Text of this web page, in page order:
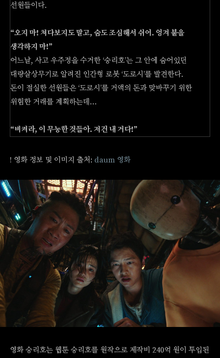
선원들이다.
“오지 마! 쳐다보지도 말고, 숨도 조심해서 쉬어. 엉겨 붙을
생각하지 마!”
어느날, 사고 우주정을 수거한 ‘승리호’는 그 안에 숨어있던
대량살상무기로 알려진 인간형 로봇 ‘도로시’를 발견한다.
돈이 절실한 선원들은 ‘도로시’를 거액의 돈과 맞바꾸기 위한
위험한 거래를 계획하는데…
“비켜라, 이 무능한 것들아. 저건 내 거다!”
! 영화 정보 및 이미지 출처: daum 영화
영화 승리호는 웹툰 승리호를 원작으로 제작비 240억 원이 투입된